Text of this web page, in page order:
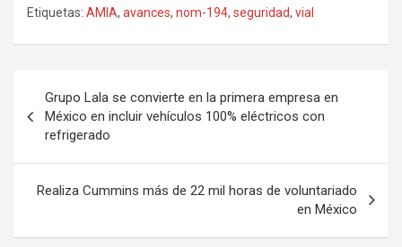
Etiquetas: AMIA, avances, nom-194, seguridad, vial
de
entradas
Grupo Lala se convierte en la primera empresa en
México en incluir vehículos 100% eléctricos con
refrigerado
Realiza Cummins más de 22 mil horas de voluntariado
en México